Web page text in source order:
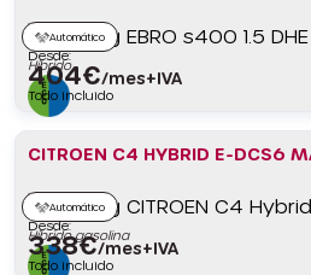
Automático
Híbrido
Desde:
404€/mes+IVA
Todo incluido
CITROEN C4 HYBRID E-DCS6
Automático
Híbrido gasolina
Desde:
338€/mes+IVA
Todo incluido